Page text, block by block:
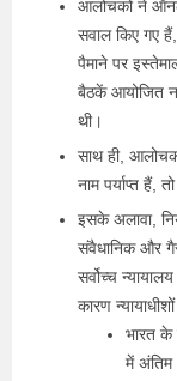
आलोचकों ने
सवाल किए गए
पैमाने पर
बैठकें आयोजित
थी।
साथ ही,
नाम पर्याप्त हैं,
इसके अलावा,
संवैधानिक और
सर्वोच्च
कारण
भारत के
में अंतिम